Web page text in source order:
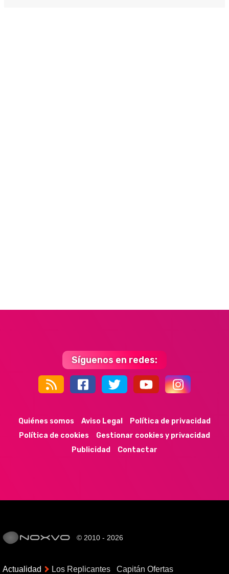
Síguenos en redes:
44k 9k 35k 352
Quiénes somos Aviso Legal
Política de privacidad
Política de cookies
Gestionar cookies y privacidad
Publicidad
Contactar
© 2010 - 2026
Actualidad Los Replicantes Capitán Ofertas